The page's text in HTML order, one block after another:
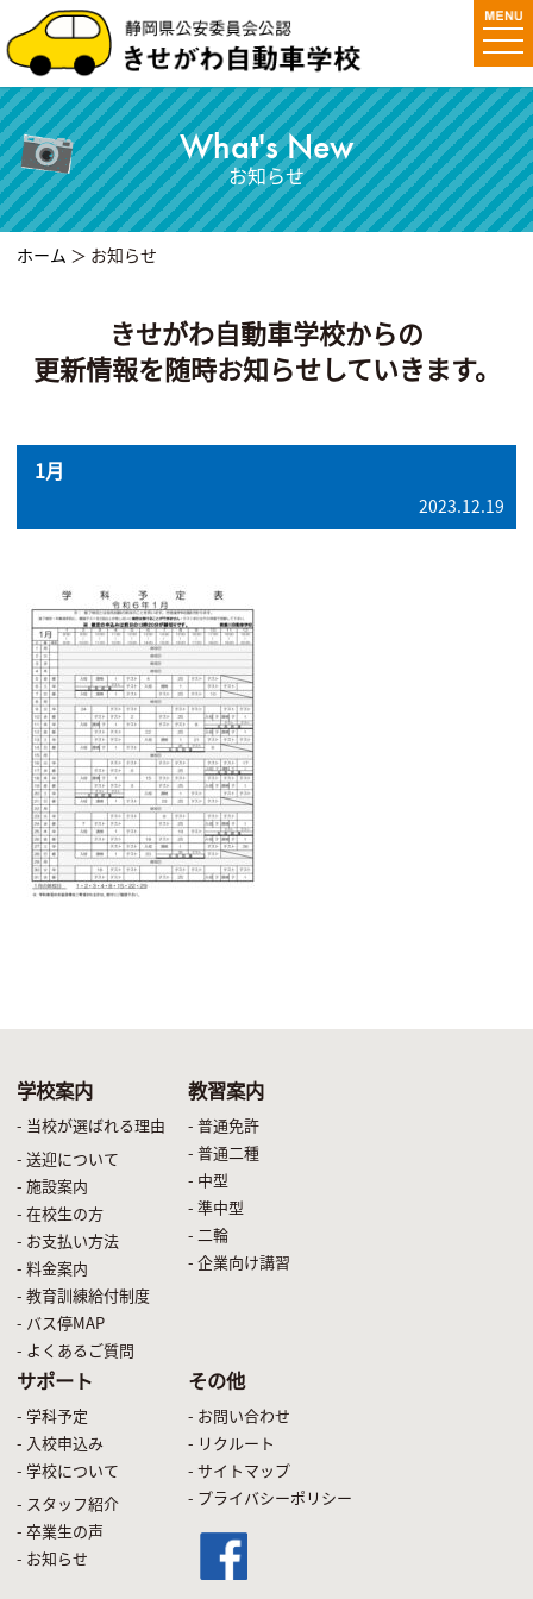
What's New
お知らせ
ホーム ＞ お知らせ
きせがわ自動車学校からの
更新情報を随時お知らせしていきます。
1月
2023.12.19
学校案内
- 当校が選ばれる理由
- 送迎について
- 施設案内
- 在校生の方
- お支払い方法
- 料金案内
- 教育訓練給付制度
- バス停MAP
- よくあるご質問
教習案内
- 普通免許
- 普通二種
- 中型
- 準中型
- 二輪
- 企業向け講習
サポート
- 学科予定
- 入校申込み
- 学校について
- スタッフ紹介
- 卒業生の声
- お知らせ
その他
- お問い合わせ
- リクルート
- サイトマップ
- プライバシーポリシー